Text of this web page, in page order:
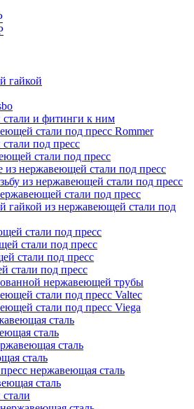
гайкой
и фитинги к ним
стали под пресс Rommer
под пресс
стали под пресс
нержавеющей стали под пресс
из нержавеющей стали под пресс
стали под пресс
гайкой из нержавеющей стали под
стали под пресс
стали под пресс
стали под пресс
стали под пресс
нержавеющей трубы
стали под пресс Valtec
стали под пресс Viega
сталь
сталь
сталь
сталь
нержавеющая сталь
сталь